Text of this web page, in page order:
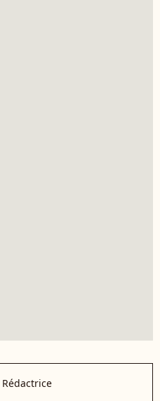
Rédactrice